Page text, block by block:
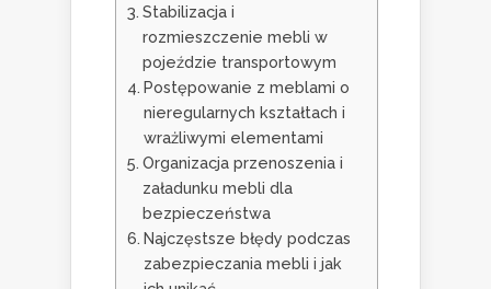
Stabilizacja i
rozmieszczenie mebli w
pojeździe transportowym
Postępowanie z meblami o
nieregularnych kształtach i
wrażliwymi elementami
Organizacja przenoszenia i
załadunku mebli dla
bezpieczeństwa
Najczęstsze błędy podczas
zabezpieczania mebli i jak